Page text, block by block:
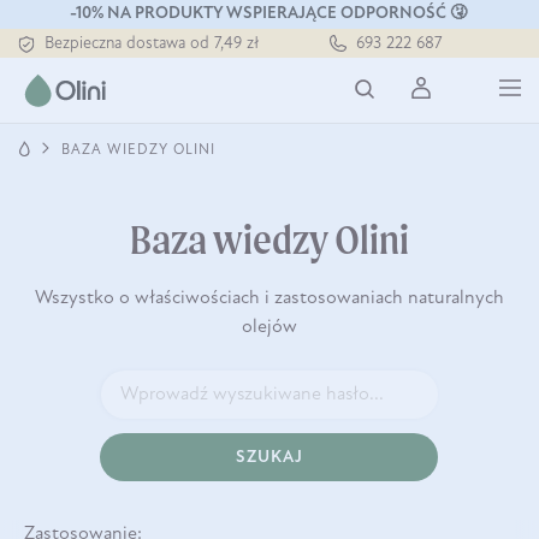
-10% NA PRODUKTY WSPIERAJĄCE ODPORNOŚĆ 🤧
Bezpieczna dostawa od 7,49 zł
Darmowa dostawa od 199 zł
Tłoczony zawsze na zimno
693 222 687
BAZA WIEDZY OLINI
Baza wiedzy Olini
Wszystko o właściwościach i zastosowaniach naturalnych
olejów
SZUKAJ
Zastosowanie: